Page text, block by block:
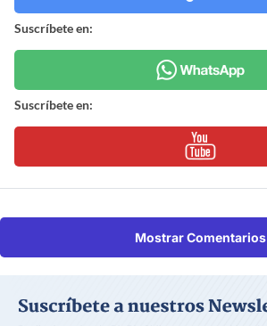
Suscríbete en:
Suscríbete en:
Mostrar Comentarios